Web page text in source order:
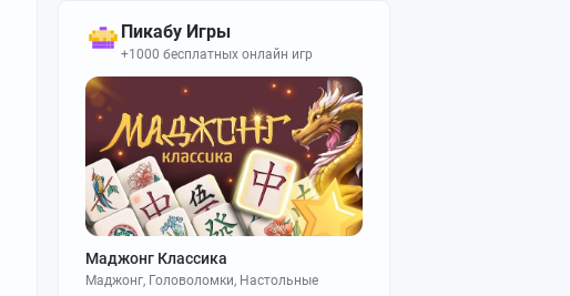
Пикабу Игры
+1000 бесплатных онлайн игр
Маджонг Классика
Маджонг, Головоломки, Настольные